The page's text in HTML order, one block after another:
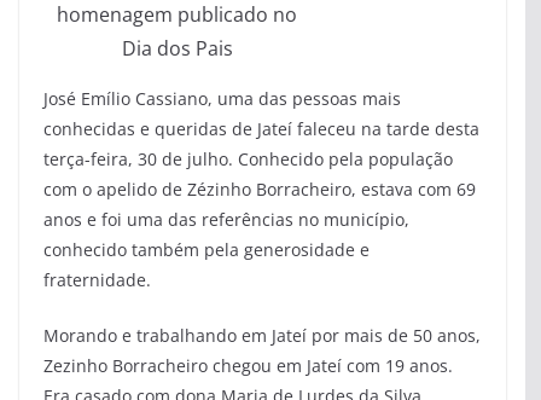
homenagem publicado no
Dia dos Pais
José Emílio Cassiano, uma das pessoas mais
conhecidas e queridas de Jateí faleceu na tarde desta
terça-feira, 30 de julho. Conhecido pela população
com o apelido de Zézinho Borracheiro, estava com 69
anos e foi uma das referências no município,
conhecido também pela generosidade e
fraternidade.
Morando e trabalhando em Jateí por mais de 50 anos,
Zezinho Borracheiro chegou em Jateí com 19 anos.